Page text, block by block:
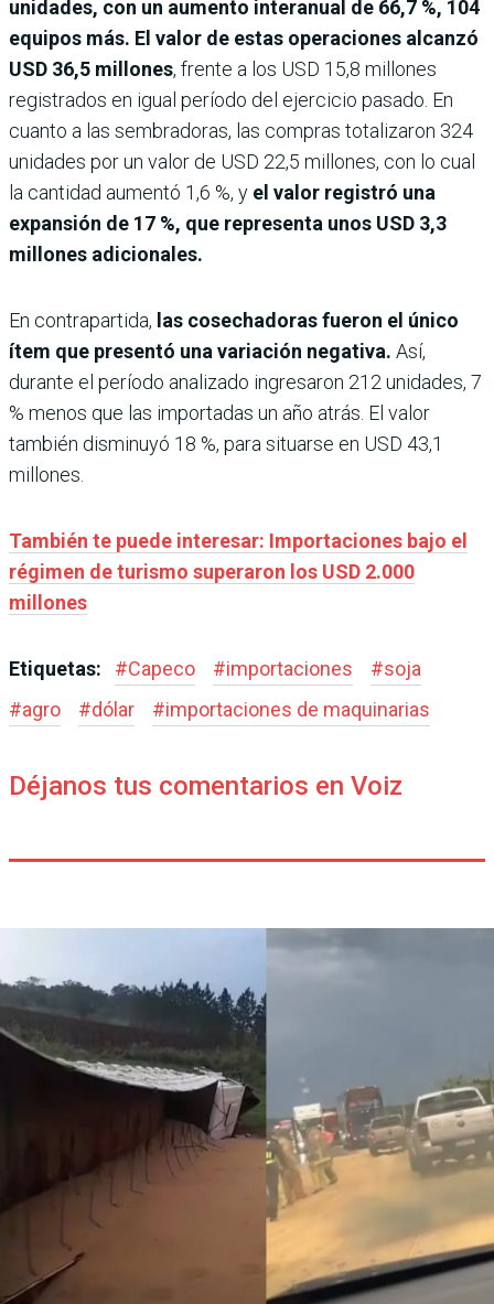
unidades, con un aumento interanual de 66,7 %, 104
equipos más. El valor de estas operaciones alcanzó
USD 36,5 millones, frente a los USD 15,8 millones
registrados en igual período del ejercicio pasado. En
cuanto a las sembradoras, las compras totalizaron 324
unidades por un valor de USD 22,5 millones, con lo cual
la cantidad aumentó 1,6 %, y el valor registró una
expansión de 17 %, que representa unos USD 3,3
millones adicionales.
En contrapartida, las cosechadoras fueron el único
ítem que presentó una variación negativa. Así,
durante el período analizado ingresaron 212 unidades, 7
% menos que las importadas un año atrás. El valor
también disminuyó 18 %, para situarse en USD 43,1
millones.
También te puede interesar: Importaciones bajo el
régimen de turismo superaron los USD 2.000
millones
Etiquetas: #Capeco #importaciones #soja
#agro #dólar #importaciones de maquinarias
Déjanos tus comentarios en Voiz